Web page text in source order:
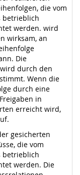
die vom
betrieblich
werden. wird
wirksam, an
Die
durch den
Wenn die
durch eine
in
erreicht wird,
gesicherten
die vom
betrieblich
werden. Die